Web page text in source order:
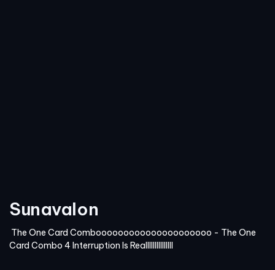
Sunavalon
The One Card Combooooooooooooooooooooo - The One
Card Combo 4 Interruption Is Realllllllllllllll